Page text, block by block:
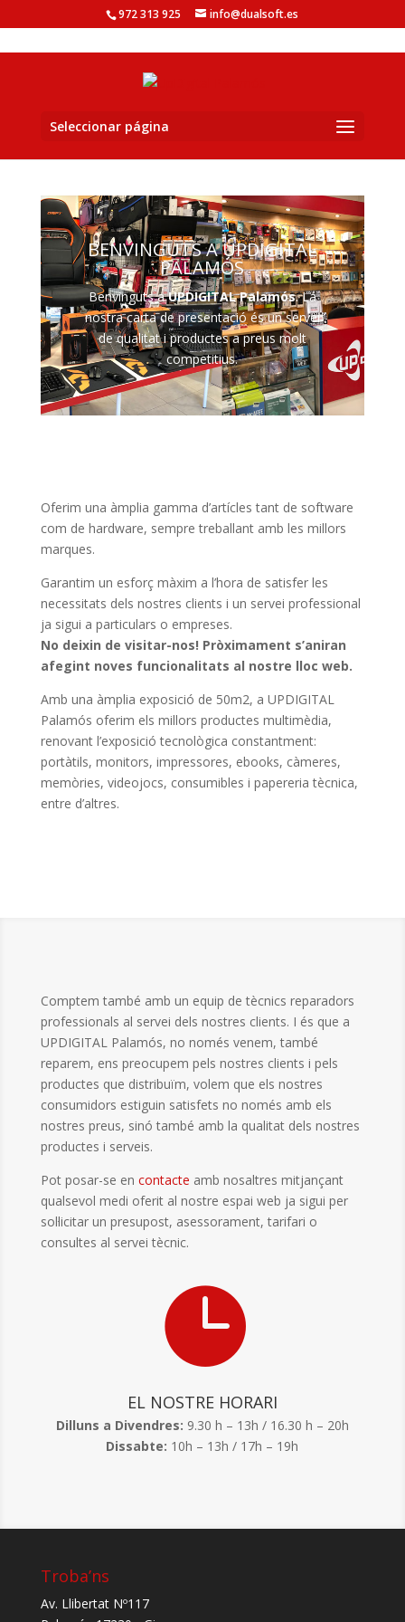
972 313 925 info@dualsoft.es
Seleccionar página
BENVINGUTS A UPDIGITAL
PALAMÓS
Benvinguts aUPDIGITAL Palamós. La
nostra carta de presentació és un servei
de qualitat i productes a preus molt
competitius.
Oferim una àmplia gamma d’artícles tant de software
com de hardware, sempre treballant amb les millors
marques.
Garantim un esforç màxim a l’hora de satisfer les
necessitats dels nostres clients i un servei professional
ja sigui a particulars o empreses.
No deixin de visitar-nos! Pròximament s’aniran
afegint noves funcionalitats al nostre lloc web.
Amb una àmplia exposició de 50m2, a UPDIGITAL
Palamós oferim els millors productes multimèdia,
renovant l’exposició tecnològica constantment:
portàtils, monitors, impressores, ebooks, càmeres,
memòries, videojocs, consumibles i papereria tècnica,
entre d’altres.
Comptem també amb un equip de tècnics reparadors
professionals al servei dels nostres clients. I és que a
UPDIGITAL Palamós, no només venem, també
reparem, ens preocupem pels nostres clients i pels
productes que distribuïm, volem que els nostres
consumidors estiguin satisfets no només amb els
nostres preus, sinó també amb la qualitat dels nostres
productes i serveis.
Pot posar-se en contacte amb nosaltres mitjançant
qualsevol medi oferit al nostre espai web ja sigui per
sol·licitar un presupost, asessorament, tarifari o
consultes al servei tècnic.

EL NOSTRE HORARI
Dilluns a Divendres: 9.30 h – 13h / 16.30 h – 20h
Dissabte: 10h – 13h / 17h – 19h
Troba’ns
Av. Llibertat Nº117